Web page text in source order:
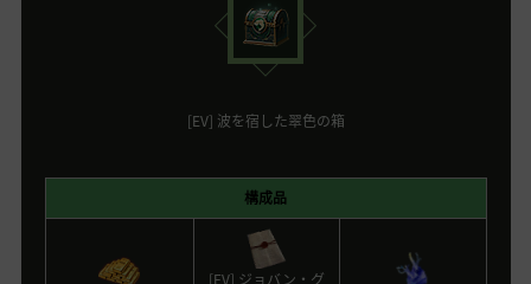
[EV] 波を宿した翠色の箱
構成品
[EV] ジョバン・グ